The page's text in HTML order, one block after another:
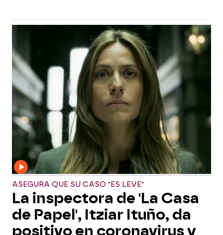
ASEGURA QUE SU CASO "ES LEVE"
La inspectora de 'La Casa
de Papel', Itziar Ituño, da
positivo en coronavirus y